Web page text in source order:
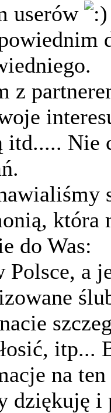
userów
z
itd..... Nie
która
do Was:
Polsce, a
itp...
na
dziękuję i